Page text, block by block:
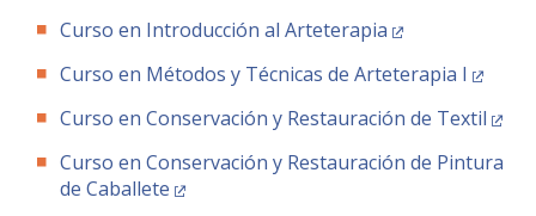
EXTENSIÓN
CREACIÓN E INVESTIGACIÓN
BIBLIOTECA
DEPARTAMENTOS
Curso en Introducción al Arteterapia
Curso en Métodos y Técnicas de Arteterapia I
Curso en Conservación y Restauración de Textil
Curso en Conservación y Restauración de Pintura
de Caballete